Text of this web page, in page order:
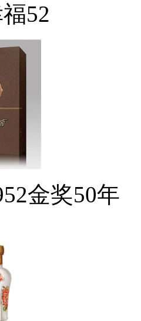
52
金奖50年